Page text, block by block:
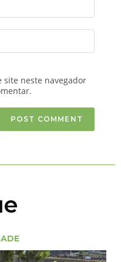
site neste navegador